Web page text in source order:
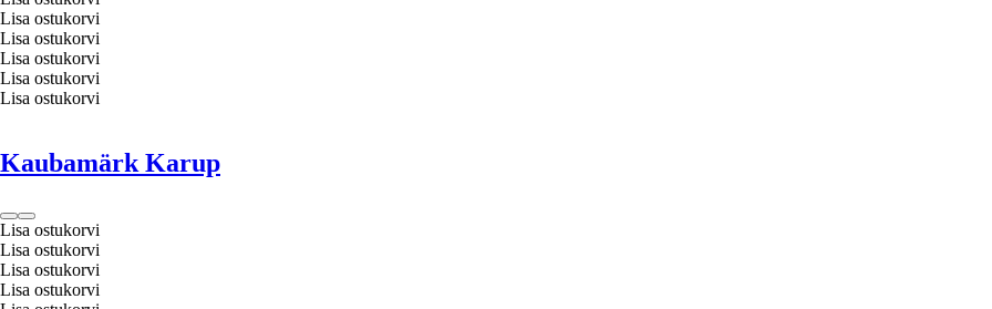
Lisa ostukorvi
Lisa ostukorvi
Lisa ostukorvi
Lisa ostukorvi
Lisa ostukorvi
Kaubamärk Karup
Lisa ostukorvi
Lisa ostukorvi
Lisa ostukorvi
Lisa ostukorvi